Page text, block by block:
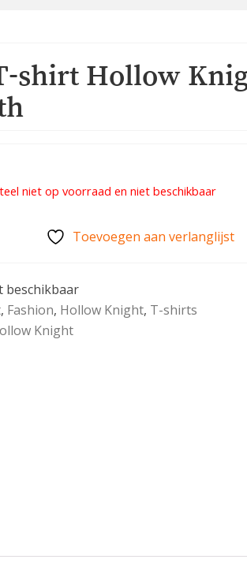
shirt Hollow
niet op voorraad en niet beschikbaar
Toevoegen aan verlanglijst
beschikbaar
, Fashion, Hollow Knight, T-shirts
Knight